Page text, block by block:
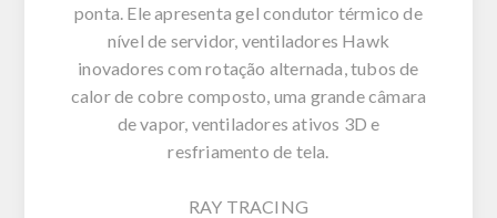
ponta. Ele apresenta gel condutor térmico de
nível de servidor, ventiladores Hawk
inovadores com rotação alternada, tubos de
calor de cobre composto, uma grande câmara
de vapor, ventiladores ativos 3D e
resfriamento de tela.
RAY TRACING